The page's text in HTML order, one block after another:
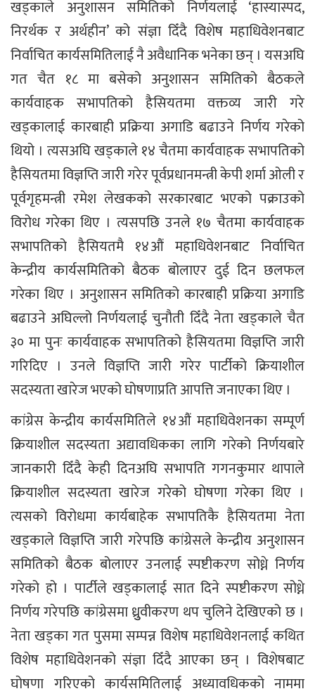
खड्काले अनुशासन समितिको निर्णयलाई ‘हास्यास्पद,
निरर्थक र अर्थहीन’ को संज्ञा दिँदै विशेष महाधिवेशनबाट
निर्वाचित कार्यसमितिलाई नै अवैधानिक भनेका छन् । यसअघि
गत चैत १८ मा बसेको अनुशासन समितिको बैठकले
कार्यवाहक सभापतिको हैसियतमा वक्तव्य जारी गरे
खड्कालाई कारबाही प्रक्रिया अगाडि बढाउने निर्णय गरेको
थियो । त्यसअघि खड्काले १४ चैतमा कार्यवाहक सभापतिको
हैसियतमा विज्ञप्ति जारी गरेर पूर्वप्रधानमन्त्री केपी शर्मा ओली र
पूर्वगृहमन्त्री रमेश लेखकको सरकारबाट भएको पक्राउको
विरोध गरेका थिए । त्यसपछि उनले १७ चैतमा कार्यवाहक
सभापतिको हैसियतमै १४औं महाधिवेशनबाट निर्वाचित
केन्द्रीय कार्यसमितिको बैठक बोलाएर दुई दिन छलफल
गरेका थिए । अनुशासन समितिको कारबाही प्रक्रिया अगाडि
बढाउने अघिल्लो निर्णयलाई चुनौती दिँदै नेता खड्काले चैत
३० मा पुनः कार्यवाहक सभापतिको हैसियतमा विज्ञप्ति जारी
गरिदिए । उनले विज्ञप्ति जारी गरेर पार्टीको क्रियाशील
सदस्यता खारेज भएको घोषणाप्रति आपत्ति जनाएका थिए ।
कांग्रेस केन्द्रीय कार्यसमितिले १४औं महाधिवेशनका सम्पूर्ण
क्रियाशील सदस्यता अद्यावधिकका लागि गरेको निर्णयबारे
जानकारी दिँदै केही दिनअघि सभापति गगनकुमार थापाले
क्रियाशील सदस्यता खारेज गरेको घोषणा गरेका थिए ।
त्यसको विरोधमा कार्यबाहेक सभापतिकै हैसियतमा नेता
खड्काले विज्ञप्ति जारी गरेपछि कांग्रेसले केन्द्रीय अनुशासन
समितिको बैठक बोलाएर उनलाई स्पष्टीकरण सोध्ने निर्णय
गरेको हो । पार्टीले खड्कालाई सात दिने स्पष्टीकरण सोध्ने
निर्णय गरेपछि कांग्रेसमा ध्रुुवीकरण थप चुलिने देखिएको छ ।
नेता खड्का गत पुसमा सम्पन्न विशेष महाधिवेशनलाई कथित
विशेष महाधिवेशनको संज्ञा दिँदै आएका छन् । विशेषबाट
घोषणा गरिएको कार्यसमितिलाई अध्यावधिकको नाममा